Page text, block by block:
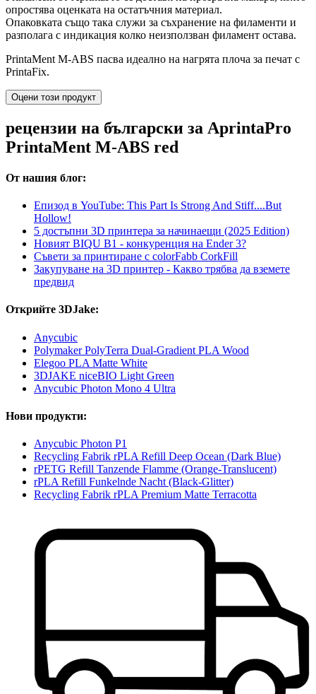
опростява оценката на остатъчния материал.
Опаковката също така служи за съхранение на филаменти и
разполага с индикация колко неизползван филамент остава.
PrintaMent M-ABS пасва идеално на нагрята плоча за печат с
PrintaFix.
Оцени този продукт
рецензии на български за AprintaPro
PrintaMent M-ABS red
От нашия блог:
Епизод в YouTube: This Part Is Strong And Stiff....But
Hollow!
5 достъпни 3D принтера за начинаещи (2025 Edition)
Новият BIQU B1 - конкуренция на Ender 3?
Съвети за принтиране с colorFabb CorkFill
Закупуване на 3D принтер - Какво трябва да вземете
предвид
Открийте 3DJake:
Anycubic
Polymaker PolyTerra Dual-Gradient PLA Wood
Elegoo PLA Matte White
3DJAKE niceBIO Light Green
Anycubic Photon Mono 4 Ultra
Нови продукти:
Anycubic Photon P1
Recycling Fabrik rPLA Refill Deep Ocean (Dark Blue)
rPETG Refill Tanzende Flamme (Orange-Translucent)
rPLA Refill Funkelnde Nacht (Black-Glitter)
Recycling Fabrik rPLA Premium Matte Terracotta